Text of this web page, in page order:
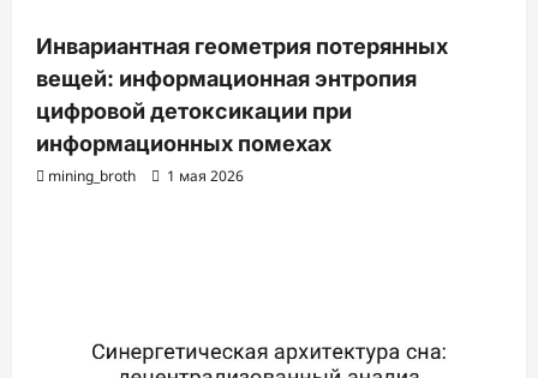
Инвариантная геометрия потерянных
вещей: информационная энтропия
цифровой детоксикации при
информационных помехах
mining_broth 1 мая 2026